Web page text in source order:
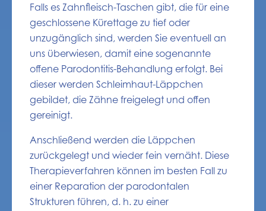
Falls es Zahnfleisch-Taschen gibt, die für eine
geschlossene Kürettage zu tief oder
unzugänglich sind, werden Sie eventuell an
uns überwiesen, damit eine sogenannte
offene Parodontitis-Behandlung erfolgt. Bei
dieser werden Schleimhaut-Läppchen
gebildet, die Zähne freigelegt und offen
gereinigt.
Anschließend werden die Läppchen
zurückgelegt und wieder fein vernäht. Diese
Therapieverfahren können im besten Fall zu
einer Reparation der parodontalen
Strukturen führen, d. h. zu einer